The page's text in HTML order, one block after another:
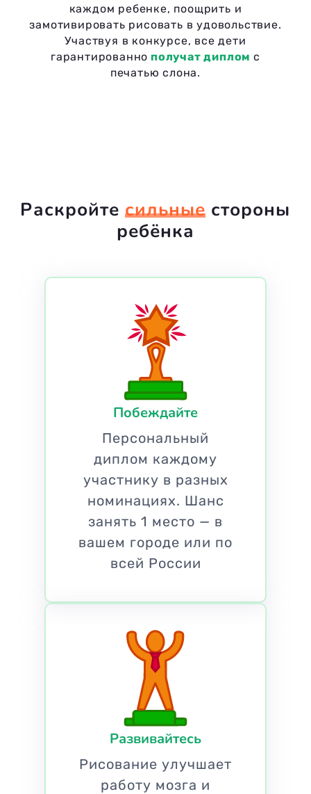
каждом ребенке, поощрить и
замотивировать рисовать в удовольствие.
Участвуя в конкурсе, все дети
гарантированно получат дипломс
печатью слона.
Раскройте сильные стороны
ребёнка
Побеждайте
Персональный
диплом каждому
участнику в разных
номинациях. Шанс
занять 1 место — в
вашем городе или по
всей России
Развивайтесь
Рисование улучшает
работу мозга и